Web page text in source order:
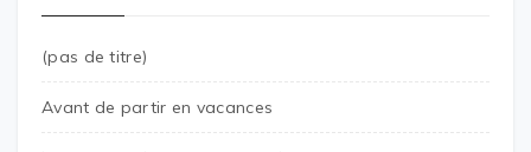
(pas de titre)
Avant de partir en vacances